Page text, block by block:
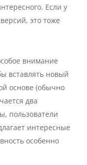
Если у
это тоже
внимание
вставлять новый
основе (обычно
два
пользователи
интересные
особенно